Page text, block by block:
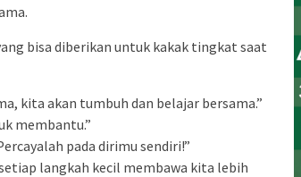
bisa diberikan untuk kakak tingkat saat
kita akan tumbuh dan belajar bersama.”
membantu.”
pada dirimu sendiri!”
langkah kecil membawa kita lebih